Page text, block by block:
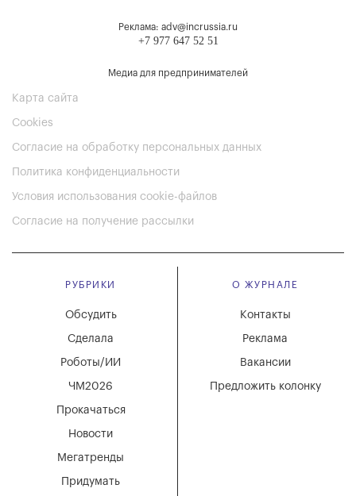
Реклама: adv@incrussia.ru
+7 977 647 52 51
Медиа для предпринимателей
Карта сайта
Cookies
Согласие на обработку персональных данных
Политика конфиденциальности
Условия использования cookie-файлов
Согласие на получение рассылки
РУБРИКИ
Мегатренды
Придумать
Новости
Обсудить
Сделала
Роботы/ИИ
ЧМ2026
Прокачаться
О ЖУРНАЛЕ
Вакансии
Реклама
Контакты
Предложить колонку